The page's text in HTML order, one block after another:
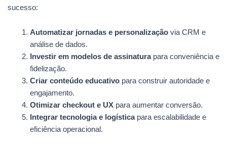
sucesso:
Automatizar jornadas e personalizaçãovia CRM e
análise de dados.
Investir em modelos de assinaturapara conveniência e
fidelização.
Criar conteúdo educativopara construir autoridade e
engajamento.
Otimizar checkout e UXpara aumentar conversão.
Integrar tecnologia e logísticapara escalabilidade e
eficiência operacional.